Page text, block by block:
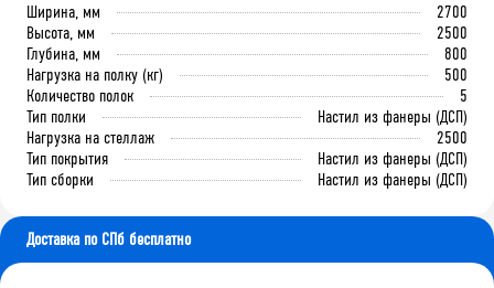
Ширина, мм
2700
Высота, мм
2500
Глубина, мм
800
Нагрузка на полку (кг)
500
Количество полок
5
Тип полки
Настил из фанеры (ДСП)
Нагрузка на стеллаж
2500
Тип покрытия
Настил из фанеры (ДСП)
Тип сборки
Настил из фанеры (ДСП)
Доставка по СПб бесплатно